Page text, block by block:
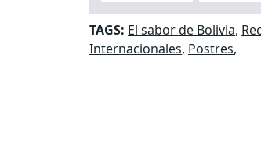
TAGS: El sabor de Bolivia,
Internacionales, Postres,